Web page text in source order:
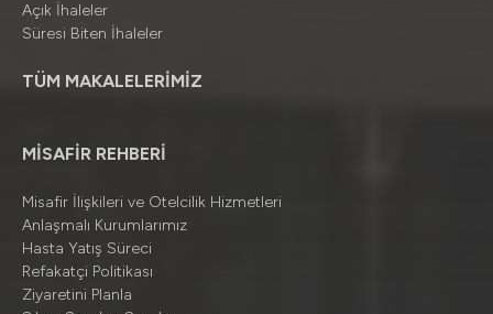
Açık İhaleler
Süresi Biten İhaleler
TÜM MAKALELERİMİZ
MİSAFİR REHBERİ
Misafir İlişkileri ve Otelcilik Hizmetleri
Anlaşmalı Kurumlarımız
Hasta Yatış Süreci
Refakatçi Politikası
Ziyaretini Planla